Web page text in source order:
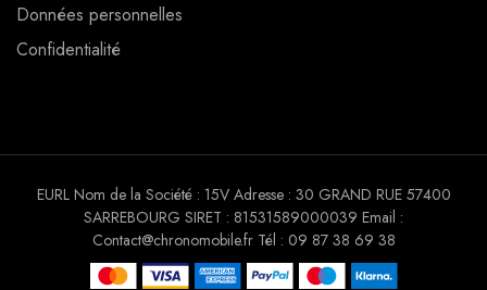
Données personnelles
Confidentialité
EURL Nom de la Société : 15V Adresse : 30 GRAND RUE 57400
SARREBOURG SIRET : 81531589000039 Email :
Contact@chronomobile.fr Tél : 09 87 38 69 38